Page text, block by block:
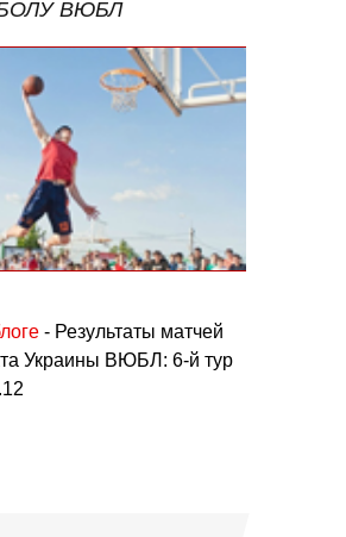
ВЮБЛ
- Результаты матчей
Украины ВЮБЛ: 6-й тур